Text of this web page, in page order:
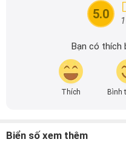
tin nhanh chóng và dễ
5.0
Bạn có thích
Thích Bình
Biển số xem thêm